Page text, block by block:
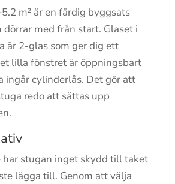
m² är en färdig byggsats
dörrar med från start. Glaset i
är 2-glas som ger dig ett
lilla fönstret är öppningsbart
ingår cylinderlås. Det gör att
redo att sättas upp
stugan inget skydd till taket
lägga till. Genom att välja